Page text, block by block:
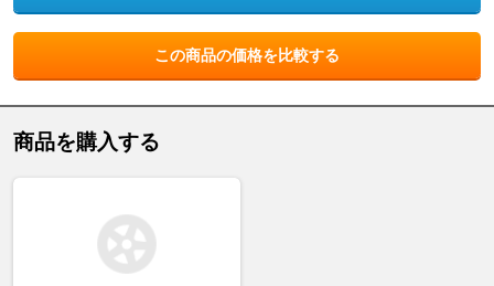
この商品の価格を比較する
商品を購入する